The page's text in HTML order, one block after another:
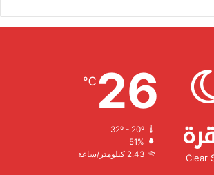
Clear
26
℃
32º - 20º
الرطوبة:
الرياح:2.43 كيلومتر/ساعة